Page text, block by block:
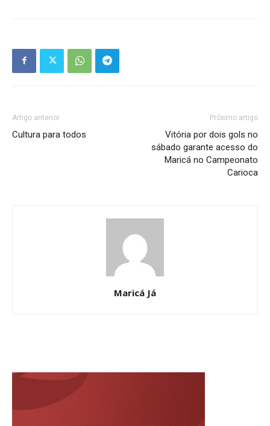
Artigo anterior
Cultura para todos
Próximo artigo
Vitória por dois gols no
sábado garante acesso do
Maricá no Campeonato
Carioca
Maricá Já